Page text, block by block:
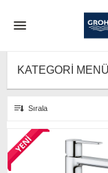
KATEGORI
Sırala